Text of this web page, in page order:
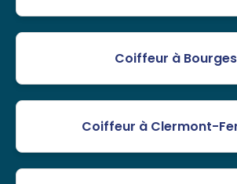
Coiffeur à Bourges
Coiffeur à Clermont-